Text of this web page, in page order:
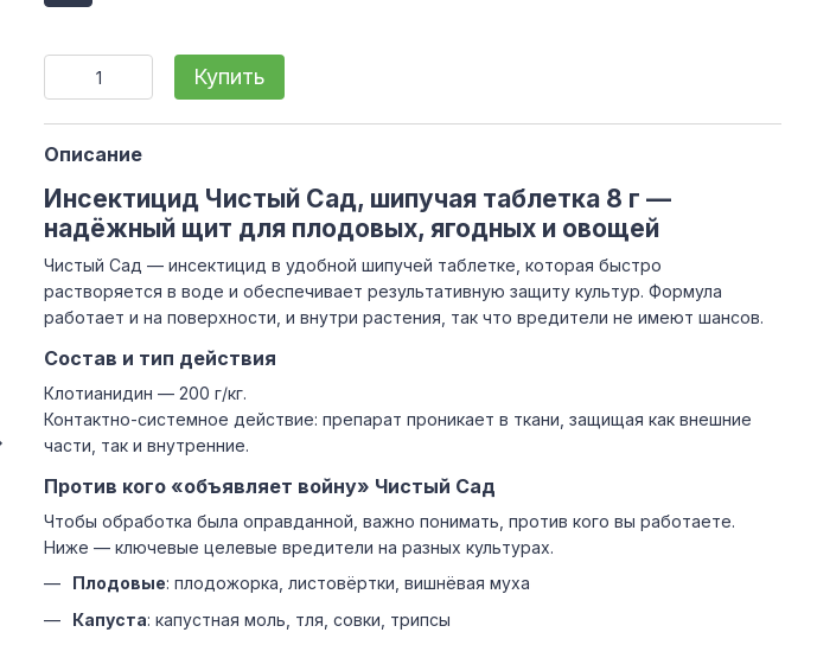
Купить
Описание
Инсектицид Чистый Сад, шипучая таблетка 8 г —
надёжный щит для плодовых, ягодных и овощей
Чистый Сад — инсектицид в удобной шипучей таблетке, которая быстро
растворяется в воде и обеспечивает результативную защиту культур. Формула
работает и на поверхности, и внутри растения, так что вредители не имеют шансов.
Состав и тип действия
Клотианидин — 200 г/кг.
Контактно-системное действие: препарат проникает в ткани, защищая как внешние
части, так и внутренние.
Против кого «объявляет войну» Чистый Сад
Чтобы обработка была оправданной, важно понимать, против кого вы работаете.
Ниже — ключевые целевые вредители на разных культурах.
Плодовые: плодожорка, листовёртки, вишнёвая муха
Капуста: капустная моль, тля, совки, трипсы